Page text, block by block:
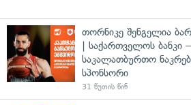
თორნიკე შენგელია
| საქართველოს
საკალათბურთო
სპონსორი
31 წუთის წინ